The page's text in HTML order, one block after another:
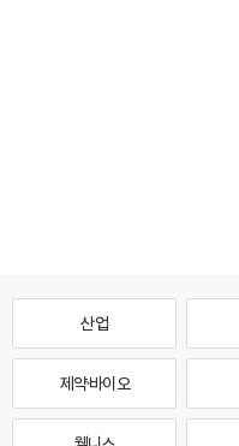
산업
제약·바이오